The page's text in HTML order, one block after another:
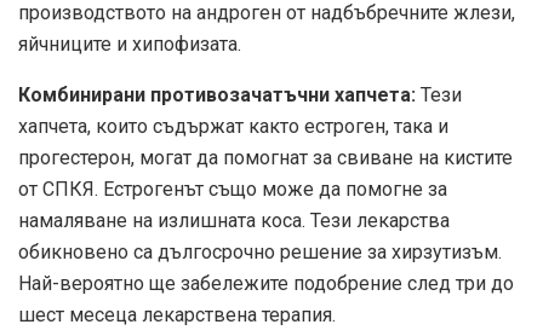
производството на андроген от надбъбречните жлези,
яйчниците и хипофизата.
Комбинирани противозачатъчни хапчета: Тези
хапчета, които съдържат както естроген, така и
прогестерон, могат да помогнат за свиване на кистите
от СПКЯ. Естрогенът също може да помогне за
намаляване на излишната коса. Тези лекарства
обикновено са дългосрочно решение за хирзутизъм.
Най-вероятно ще забележите подобрение след три до
шест месеца лекарствена терапия.